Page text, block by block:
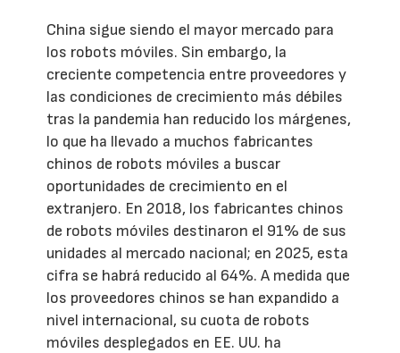
China sigue siendo el mayor mercado para
los robots móviles. Sin embargo, la
creciente competencia entre proveedores y
las condiciones de crecimiento más débiles
tras la pandemia han reducido los márgenes,
lo que ha llevado a muchos fabricantes
chinos de robots móviles a buscar
oportunidades de crecimiento en el
extranjero. En 2018, los fabricantes chinos
de robots móviles destinaron el 91% de sus
unidades al mercado nacional; en 2025, esta
cifra se habrá reducido al 64%. A medida que
los proveedores chinos se han expandido a
nivel internacional, su cuota de robots
móviles desplegados en EE. UU. ha